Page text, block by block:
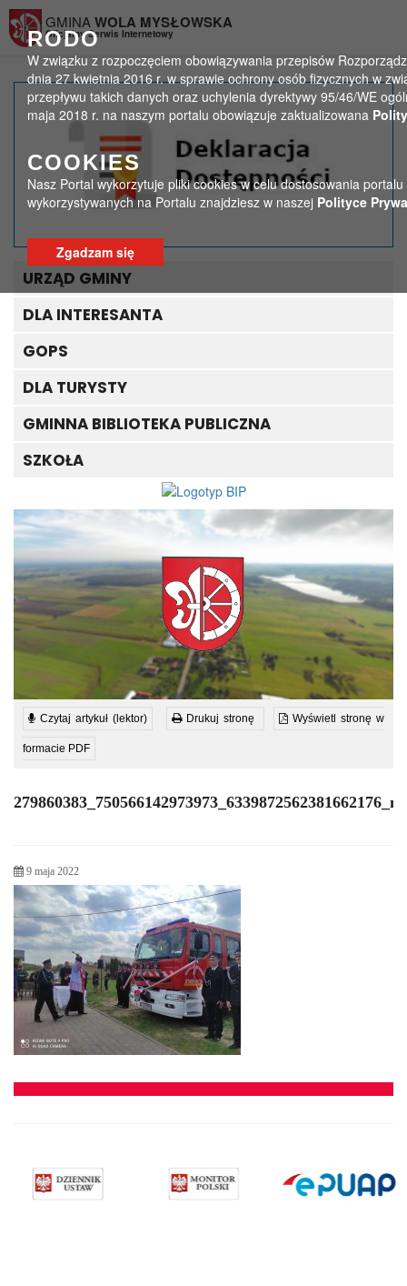
RODO
W związku z rozpoczęciem obowiązywania przepisów
dnia 27 kwietnia 2016 r. w sprawie ochrony osób fizycznych w
przepływu takich danych oraz uchylenia dyrektywy 95/46/WE
maja 2018 r. na naszym portalu obowiązuje zaktualizowana
COOKIES
Nasz Portal wykorzytuje pliki cookies w celu dostosowania
wykorzystywanych na Portalu znajdziesz w naszej Polityce
Zgadzam się
GMINA WOLA MYSŁOWSKA
Oficjalny Serwis Internetowy
Strona główna > Media
279860383_750566142973973_6339872562381662176_n
URZĄD GMINY
DLA INTERESANTA
GOPS
DLA TURYSTY
GMINNA BIBLIOTEKA PUBLICZNA
SZKOŁA
Czytaj artykuł (lektor) Drukuj stronę Wyświetl stronę w
formacie PDF
279860383_750566142973973_6339872562381662176_n
9 maja 2022